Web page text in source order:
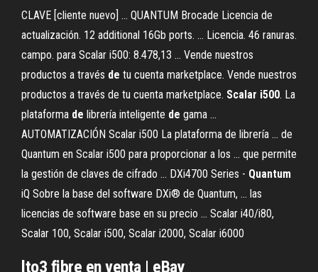
CLAVE [cliente nuevo] ... QUANTUM Brocade Licencia de
actualización. 12 additional 16Gb ports. ... Licencia. 46 ranuras.
campo. para Scalar i500: 8.478,13 ... Vende nuestros
productos a través de tu cuenta marketplace. Vende nuestros
productos a través de tu cuenta marketplace. Scalar i500. La
plataforma de librería inteligente de gama ...
AUTOMATIZACIÓN Scalar i500 La plataforma de librería ... de
Quantum en Scalar i500 para proporcionar a los ... que permite
la gestión de claves de cifrado ... DXi4700 Series - Quantum
iQ Sobre la base del software DXi® de Quantum, ... las
licencias de software base en su precio ... Scalar i40/i80,
Scalar 100, Scalar i500, Scalar i2000, Scalar i6000
lto3 fibre en venta | eBay